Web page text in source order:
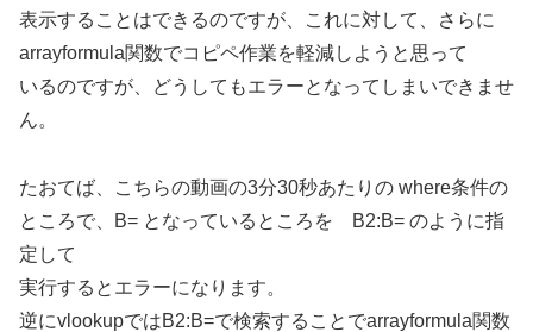
表示することはできるのですが、これに対して、さらに
arrayformula関数でコピペ作業を軽減しようと思って
いるのですが、どうしてもエラーとなってしまいできませ
ん。
たおてば、こちらの動画の3分30秒あたりの where条件の
ところで、B= となっているところを B2:B= のように指
定して
実行するとエラーになります。
逆にvlookupではB2:B=で検索することでarrayformula関数